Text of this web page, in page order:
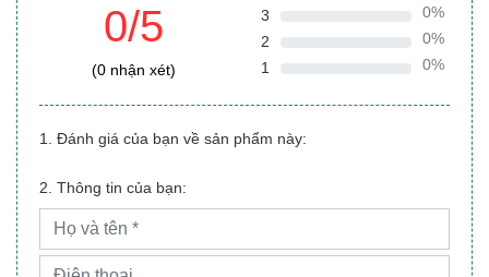
0/5
(0 nhận xét)
3
0%
2
0%
1
0%
1. Đánh giá của bạn về sản phẩm này:
2. Thông tin của bạn: